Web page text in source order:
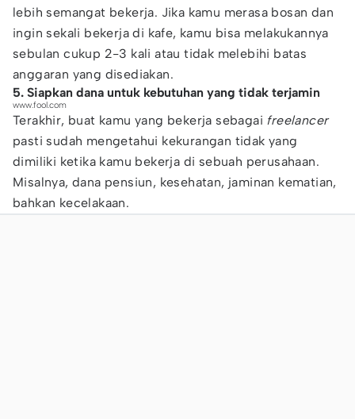
lebih semangat bekerja. Jika kamu merasa bosan dan
ingin sekali bekerja di kafe, kamu bisa melakukannya
sebulan cukup 2-3 kali atau tidak melebihi batas
anggaran yang disediakan.
5. Siapkan dana untuk kebutuhan yang tidak terjamin
www.fool.com
Terakhir, buat kamu yang bekerja sebagai freelancer
pasti sudah mengetahui kekurangan tidak yang
dimiliki ketika kamu bekerja di sebuah perusahaan.
Misalnya, dana pensiun, kesehatan, jaminan kematian,
bahkan kecelakaan.